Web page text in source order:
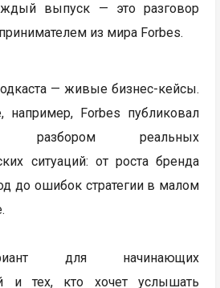
выпуск — это разговор
из мира Forbes.
— живые бизнес-кейсы.
например, Forbes публиковал
реальных
ситуаций: от роста бренда
до ошибок стратегии в малом
для начинающих
и тех, кто хочет услышать